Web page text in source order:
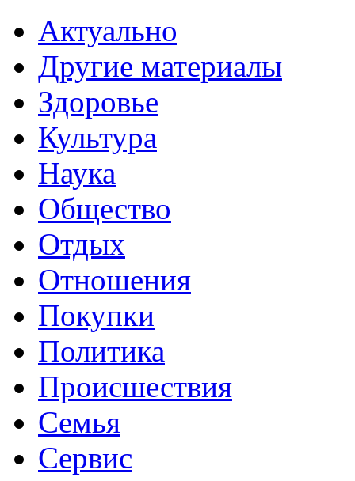
Актуально
Другие материалы
Здоровье
Культура
Наука
Общество
Отдых
Отношения
Покупки
Политика
Происшествия
Семья
Сервис